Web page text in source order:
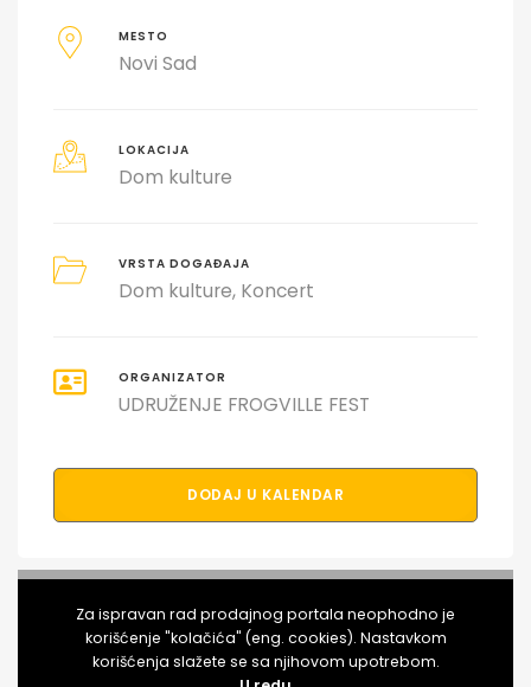
MESTO
Novi Sad
LOKACIJA
Dom kulture
VRSTA DOGAĐAJA
Dom kulture Koncert
ORGANIZATOR
UDRUŽENJE FROGVILLE FEST
DODAJ U KALENDAR
Za ispravan rad prodajnog portala neophodno je
korišćenje "kolačića" (eng. cookies). Nastavkom
korišćenja slažete se sa njihovom upotrebom.